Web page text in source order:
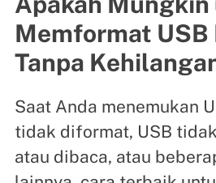
Memformat USB
Tanpa
Saat Anda menemukan
tidak diformat, USB
atau dibaca, atau